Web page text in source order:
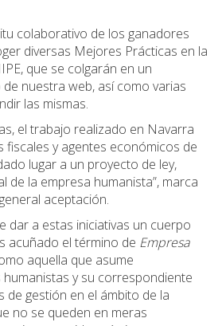
colaborativo de los ganadores
diversas Mejores Prácticas en la
que se colgarán en un
nuestra web, así como varias
las mismas.
el trabajo realizado en Navarra
y agentes económicos de
lugar a un proyecto de ley,
de la empresa humanista”, marca
aceptación.
dar a estas iniciativas un cuerpo
acuñado el término de Empresa
aquella que asume
y su correspondiente
de gestión en el ámbito de la
no se queden en meras